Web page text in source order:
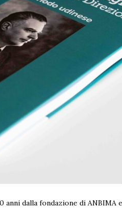
dalla fondazione di ANBIMA